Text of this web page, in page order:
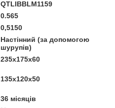
QTLIBBLM1159
0.565
0,5150
Настінний (за допомогою
шурупів)
235х175х60
135х120х50
36 місяців